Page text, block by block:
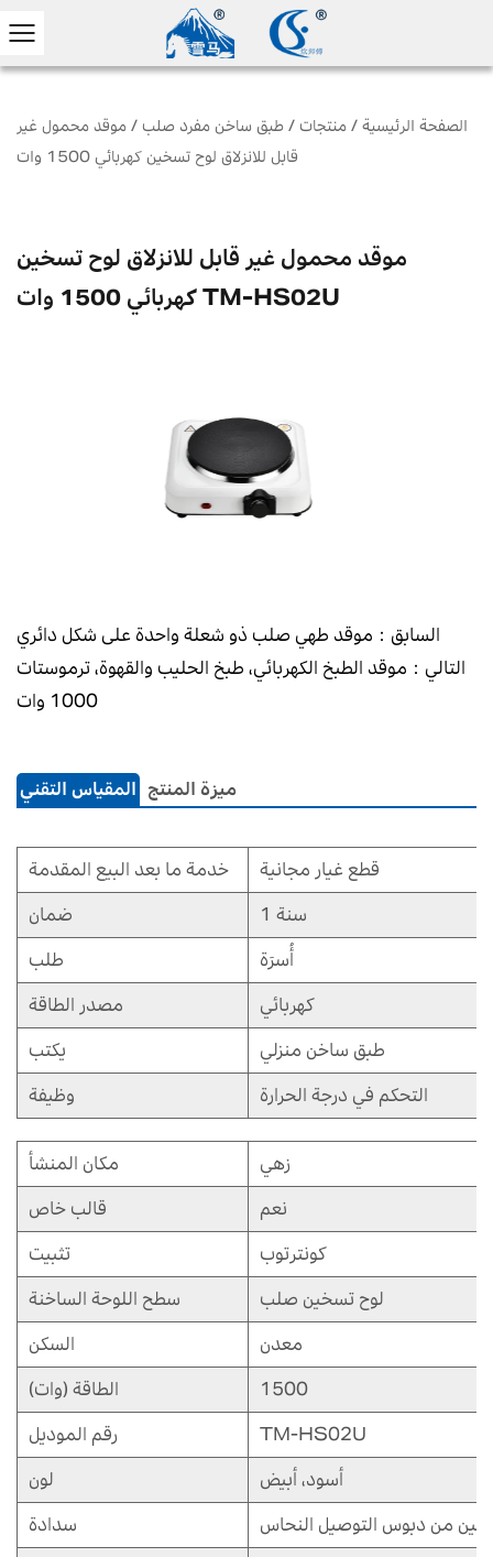
الصفحة الرئيسية / منتجات / طبق ساخن مفرد صلب / موقد محمول غير
قابل للانزلاق لوح تسخين كهربائي 1500 وات
موقد محمول غير قابل للانزلاق لوح تسخين
كهربائي 1500 وات TM-HS02U
السابق：موقد طهي صلب ذو شعلة واحدة على شكل دائري
التالي：موقد الطبخ الكهربائي، طبخ الحليب والقهوة، ترموستات
1000 وات
المقياس التقني ميزة المنتج
خدمة ما بعد البيع المقدمة
قطع غيار مجانية
ضمان
1 سنة
طلب
أُسرَة
مصدر الطاقة
كهربائي
يكتب
طبق ساخن منزلي
وظيفة
التحكم في درجة الحرارة
مكان المنشأ
زهي
قالب خاص
نعم
تثبيت
كونترتوب
سطح اللوحة الساخنة
لوح تسخين صلب
السكن
معدن
الطاقة (وات)
1500
رقم الموديل
TM-HS02U
لون
أسود، أبيض
سدادة